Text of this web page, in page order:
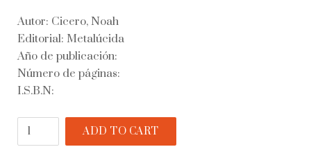
Autor: Cicero, Noah
Editorial: Metalúcida
Año de publicación:
Número de páginas:
I.S.B.N:
Trabajá.
ADD TO CART